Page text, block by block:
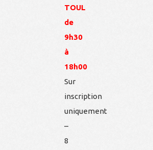
TOUL
de
9h30
à
18h00
Sur
inscription
uniquement
–
8